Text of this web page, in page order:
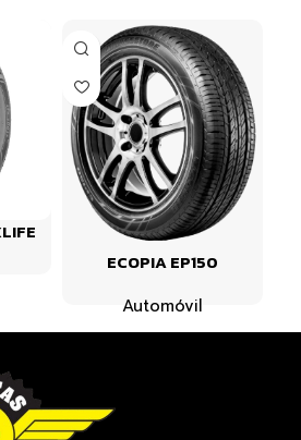
ECOPIA EP150
Automóvil